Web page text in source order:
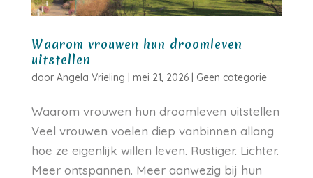
Waarom vrouwen hun droomleven
uitstellen
door Angela Vrieling mei 21, 2026| Geen categorie
Waarom vrouwen hun droomleven uitstellen
Veel vrouwen voelen diep vanbinnen allang
hoe ze eigenlijk willen leven. Rustiger. Lichter.
Meer ontspannen. Meer aanwezig bij hun